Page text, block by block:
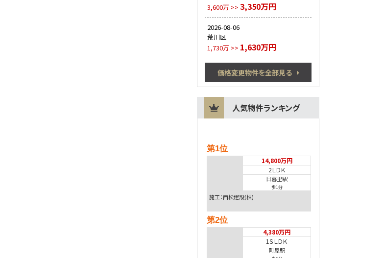
3,600万 >> 3,350万円
2026-08-06
荒川区
1,730万 >> 1,630万円
価格変更物件を全部見る
人気物件ランキング
第1位
14,800万円
2ＬＤＫ
日暮里駅
歩1分
施工：西松建設(株)
第2位
4,380万円
1ＳＬＤＫ
町屋駅